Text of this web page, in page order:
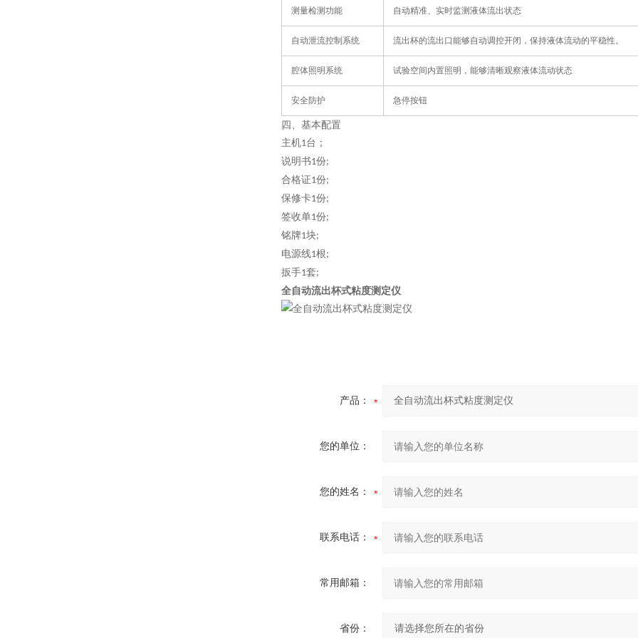
测量检测功能 自动精准、实时监测液体流出状态
自动泄流控制系统 流出杯的流出口能够自动调控开闭，保持液体流动的平稳性。
腔体照明系统 试验空间内置照明，能够清晰观察液体流动状态
安全防护 急停按钮
四、基本配置
主机1台；
说明书1份;
合格证1份;
保修卡1份;
签收单1份;
铭牌1块;
电源线1根;
扳手1套;
全自动流出杯式粘度测定仪
产品：
您的单位：
您的姓名：
联系电话：
常用邮箱：
省份：